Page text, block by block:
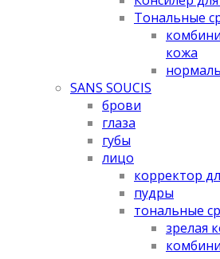
Тональные
кожа
SANS SOUCIS
брови
глаза
губы
лицо
корректор
пудры
тональные
зрелая